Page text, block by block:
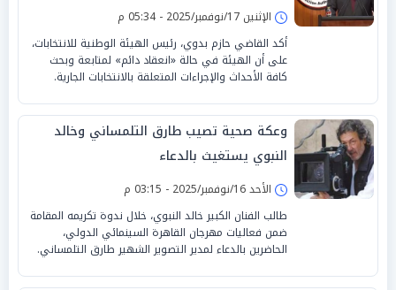
الإثنين 17/نوفمبر/2025 - 05:34 م
أكد القاضي حازم بدوي، رئيس الهيئة الوطنية للانتخابات،
على أن الهيئة في حالة «انعقاد دائم» لمتابعة وبحث
كافة الأحداث والإجراءات المتعلقة بالانتخابات الجارية.
وعكة صحية تصيب طارق التلمساني وخالد
النبوي يستغيث بالدعاء
الأحد 16/نوفمبر/2025 - 03:15 م
طالب الفنان الكبير خالد النبوي، خلال ندوة تكريمه المقامة
ضمن فعاليات مهرجان القاهرة السينمائي الدولي،
الحاضرين بالدعاء لمدير التصوير الشهير طارق التلمساني.